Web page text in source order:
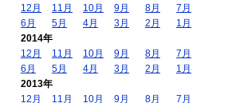
12月
11月 10月 9月 8月
7月
6月
5月 4月 3月 2月
1月
2014年
12月
11月 10月 9月 8月
7月
6月
5月 4月 3月 2月
1月
2013年
12月
11月 10月 9月 8月 7月